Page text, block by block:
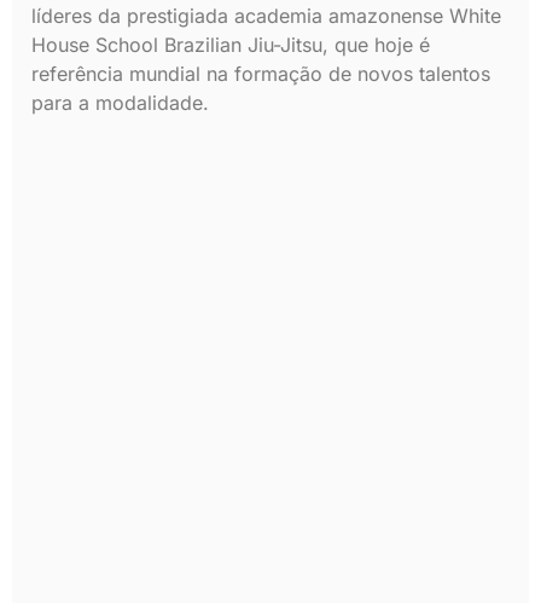
líderes da prestigiada academia amazonense White
House School Brazilian Jiu-Jitsu, que hoje é
referência mundial na formação de novos talentos
para a modalidade.